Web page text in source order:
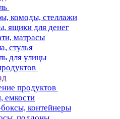
комоды, стеллажи
ящики для денег
матрасы
стулья
для улицы
продуктов
емкости
контейнеры